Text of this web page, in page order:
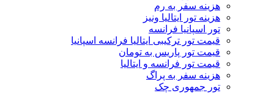
هزینه سفر به رم
هزینه تور ایتالیا ونیز
تور اسپانیا فرانسه
قیمت تور ترکیبی ایتالیا فرانسه اسپانیا
قیمت تور پاریس به تومان
قیمت تور فرانسه و ایتالیا
هزینه سفر به پراگ
تور جمهوری چک